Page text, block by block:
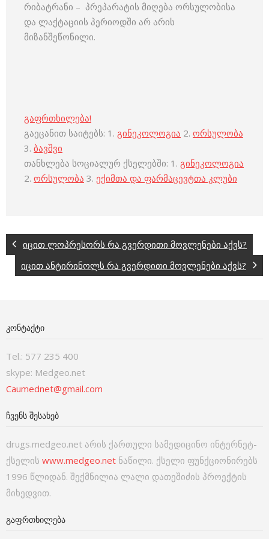
რიბატრანი – პრეპარატის მიღება ორსულობისა
და ლაქტაციის პერიოდში არ არის
მიზანშეწონილი.
გაფრთხილება!
გაეცანით საიტებს: 1. გინეკოლოგია 2. ორსულობა
3. ბავშვი
თანხლება სოციალურ ქსელებში: 1. გინეკოლოგია
2. ორსულობა 3. ექიმთა და ფარმაცევტთა კლუბი
იცით ლოპრესორს რა გვერდითი მოვლენები აქვს?
იცით ანტირინოლს რა გვერდითი მოვლენები აქვს?
ᲙᲝᲜᲢᲐᲥᲢᲘ
Tel.: 577 235 400
skype: Medgeo.net
Caumednet@gmail.com
ᲩᲕᲔᲜᲡ ᲨᲔᲡᲐᲮᲔᲑ
drugs.medgeo.net არის ქართული სამედიცინო ინტერნეტ-
ქსელის www.medgeo.net ნაწილი. ქსელი ფუნქციონირებს
1996 წლიდან. შექმნილია ლალი დათეშიძის პროექტის
მიხედვით.
ᲒᲐᲤᲠᲗᲮᲘᲚᲔᲑᲐ